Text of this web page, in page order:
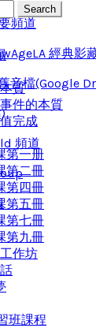
頻道
經典影
音檔(Google
頻道
Search
質
件的本質
完成
第一册
第二冊
第四冊
第五冊
第七冊
第九冊
作坊
班課程